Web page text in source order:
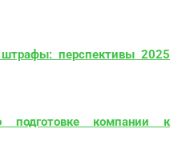
перспективы 2025
подготовке компании к